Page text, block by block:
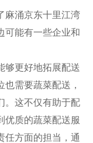
涌京东十里江湾
可能有一些企业和
更好地拓展配送
需要蔬菜配送，
。这不仅有助于配
优质的蔬菜配送服
任方面的担当，通